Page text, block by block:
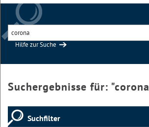
Hilfe zur Suche
Suchergebnisse für: "corona
Suchfilter